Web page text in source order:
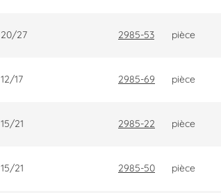
20/27 2985-53 pièce
12/17 2985-69 pièce
15/21 2985-22 pièce
15/21 2985-50 pièce